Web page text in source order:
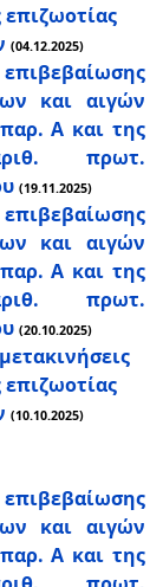
(04.12.2025)
και αιγών
Α και της
πρωτ.
(19.11.2025)
και αιγών
Α και της
πρωτ.
(20.10.2025)
(10.10.2025)
και αιγών
Α και της